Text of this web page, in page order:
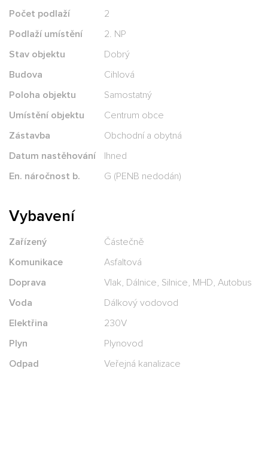
Počet podlaží
2
Podlaží umístění
2. NP
Stav objektu
Dobrý
Budova
Cihlová
Poloha objektu
Samostatný
Umístění objektu
Centrum obce
Zástavba
Obchodní a obytná
Datum nastěhování
Ihned
En. náročnost b.
G (PENB nedodán)
Vybavení
Zařízený
Částečně
Komunikace
Asfaltová
Doprava
Vlak, Dálnice, Silnice, MHD, Autobus
Voda
Dálkový vodovod
Elektřina
230V
Plyn
Plynovod
Odpad
Veřejná kanalizace